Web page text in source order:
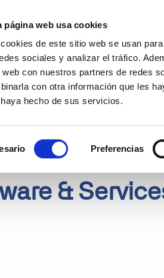
página web usa cookies
de este sitio web se usan
sociales y analizar el tráfico.
web con nuestros partners de redes
con otra información que les
hecho de sus servicios.
Preferencias
Soluciones
&